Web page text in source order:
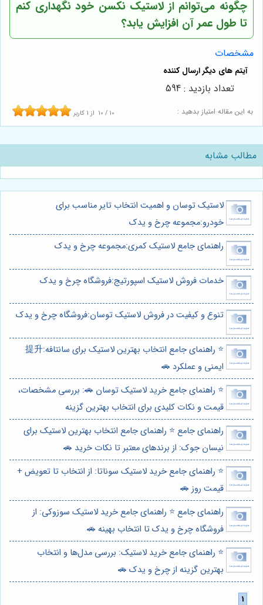
چگونه می‌توانم از لاستیک نکسن خود نگهداری کنم
تا طول عمر آن افزایش یابد؟
مشخصات
به این مقاله امتیاز بدهید : 10 / 10 از 1 کاربر
تعداد بازدید : 594
مطالب مشابه
لاستیک توسان و اهمیت انتخاب تایر مناسب برای
خودرو:مجموعه چرخ و یدک
راهنمای جامع لاستیک کمری:مجموعه چرخ و یدک
خدمات فروش لاستیک اسپورتیج:فروشگاه چرخ و یدک
تنوع و کیفیت در فروش لاستیک توسان:فروشگاه چرخ و یدک
⭐️ راهنمای جامع انتخاب بهترین لاستیک برای سانتافه:提升
ایمنی و عملکرد 🚗
⭐️ راهنمای جامع خرید لاستیک توسان 🚗: بررسی مشخصات،
قیمت و نکات کلیدی برای انتخاب بهترین گزینه
راهنمای جامع ⭐️ راهنمای جامع انتخاب بهترین لاستیک برای
نیسان جوک: از برندهای معتبر تا نکات خرید 🚗
⭐️ راهنمای جامع خرید لاستیک سوناتا: از انتخاب تا تعویض +
قیمت روز 🚗
راهنمای جامع ⭐️ راهنمای جامع خرید لاستیک سوزوکی: از
فروشگاه چرخ و یدک تا انتخاب بهینه 🚗
⭐️ راهنمای جامع خرید لاستیک: بررسی مدل‌ها و انتخاب
بهترین گزینه از چرخ و یدک 🚗